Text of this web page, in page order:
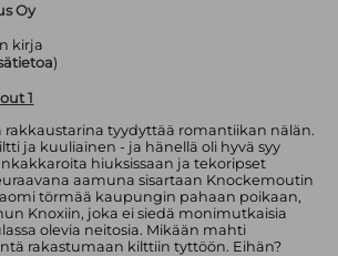
Oy
kirja
)
1
rakkaustarina tyydyttää romantiikan nälän.
ja kuuliainen - ja hänellä oli hyvä syy
hiuksissaan ja tekoripset
aamuna sisartaan Knockemoutin
törmää kaupungin pahaan poikaan,
Knoxiin, joka ei siedä monimutkaisia
olevia neitosia. Mikään mahti
rakastumaan kilttiin tyttöön. Eihän?